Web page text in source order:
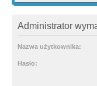
Administrator
Nazwa użytkownika:
Hasło: